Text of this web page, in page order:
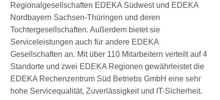
Regionalgesellschaften EDEKA Südwest und EDEKA
Nordbayern Sachsen-Thüringen und deren
Tochtergesellschaften. Außerdem bietet sie
Serviceleistungen auch für andere EDEKA
Gesellschaften an. Mit über 110 Mitarbeitern verteilt auf 4
Standorte und zwei EDEKA Regionen gewährleistet die
EDEKA Rechenzentrum Süd Betriebs GmbH eine sehr
hohe Servicequalität, Zuverlässigkeit und IT-Sicherheit.